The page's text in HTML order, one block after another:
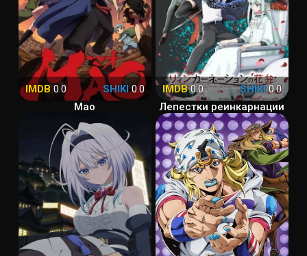
IMDB 0.0 SHIKI0.0
Мао
IMDB0.0 SHIKI0.0
Лепестки реинкарнации